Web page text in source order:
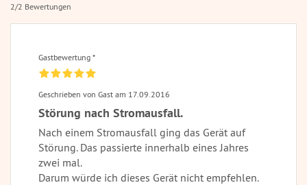
2/2 Bewertungen
Gastbewertung *
Geschrieben von Gast am 17.09.2016
Störung nach Stromausfall.
Nach einem Stromausfall ging das Gerät auf
Störung. Das passierte innerhalb eines Jahres
zwei mal.
Darum würde ich dieses Gerät nicht empfehlen.